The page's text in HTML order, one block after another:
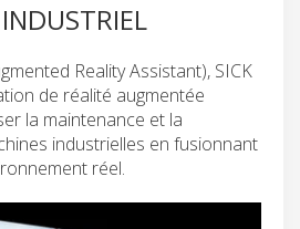
Reality Assistant), SICK
de réalité augmentée
la maintenance et la
industrielles en fusionnant
réel.